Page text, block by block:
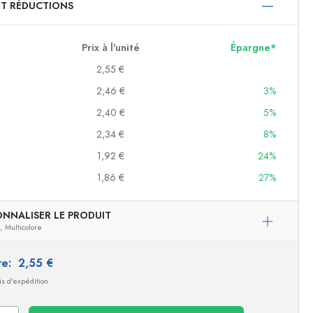
ml
ml
RÉDUCTIONS
Prix à l'unité
Épargne*
2,55 €
2,46 €
3%
2,40 €
5%
2,34 €
8%
1,92 €
24%
1,86 € 27%
LE PRODUIT
Multicolore
2,55 €
d'expédition